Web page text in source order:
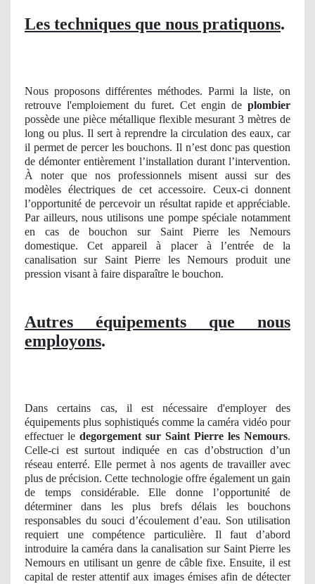
Les techniques que nous pratiquons.
Nous proposons différentes méthodes. Parmi la liste, on
retrouve l'emploiement du furet. Cet engin de plombier
possède une pièce métallique flexible mesurant 3 mètres de
long ou plus. Il sert à reprendre la circulation des eaux, car
il permet de percer les bouchons. Il n’est donc pas question
de démonter entièrement l’installation durant l’intervention.
À noter que nos professionnels misent aussi sur des
modèles électriques de cet accessoire. Ceux-ci donnent
l’opportunité de percevoir un résultat rapide et appréciable.
Par ailleurs, nous utilisons une pompe spéciale notamment
en cas de bouchon sur Saint Pierre les Nemours
domestique. Cet appareil à placer à l’entrée de la
canalisation sur Saint Pierre les Nemours produit une
pression visant à faire disparaître le bouchon.
Autres équipements que nous
employons.
Dans certains cas, il est nécessaire d'employer des
équipements plus sophistiqués comme la caméra vidéo pour
effectuer le degorgement sur Saint Pierre les Nemours.
Celle-ci est surtout indiquée en cas d’obstruction d’un
réseau enterré. Elle permet à nos agents de travailler avec
plus de précision. Cette technologie offre également un gain
de temps considérable. Elle donne l’opportunité de
déterminer dans les plus brefs délais les bouchons
responsables du souci d’écoulement d’eau. Son utilisation
requiert une compétence particulière. Il faut d’abord
introduire la caméra dans la canalisation sur Saint Pierre les
Nemours en utilisant un genre de câble fixe. Ensuite, il est
capital de rester attentif aux images émises afin de détecter